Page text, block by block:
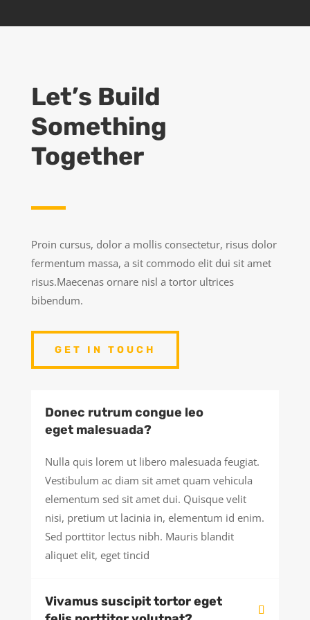
Let’s Build
Something
Together
Proin cursus, dolor a mollis consectetur, risus dolor
fermentum massa, a sit commodo elit dui sit amet
risus.Maecenas ornare nisl a tortor ultrices
bibendum.
GET IN TOUCH
Donec rutrum congue leo
eget malesuada?
Nulla quis lorem ut libero malesuada feugiat.
Vestibulum ac diam sit amet quam vehicula
elementum sed sit amet dui. Quisque velit
nisi, pretium ut lacinia in, elementum id enim.
Sed porttitor lectus nibh. Mauris blandit
aliquet elit, eget tincid
Vivamus suscipit tortor eget